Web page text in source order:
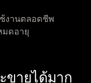
งานตลอดชีพ
ดอายุ
ขายได้มาก